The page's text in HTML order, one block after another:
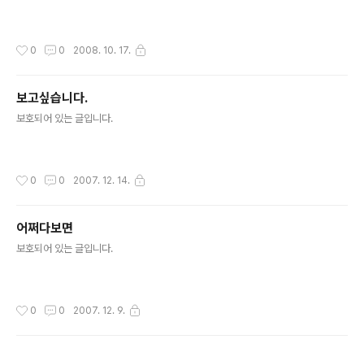
0 0 2008. 10. 17.
보고싶습니다.
보호되어 있는 글입니다.
0 0 2007. 12. 14.
어쩌다보면
보호되어 있는 글입니다.
0 0 2007. 12. 9.